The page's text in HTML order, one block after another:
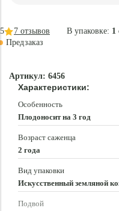
В упаковке: 1
5 7 отзывов
Предзаказ
Артикул: 6456
Характеристики:
Особенность
Плодоносит на 3 год
Возраст саженца
2 года
Вид упаковки
Искусственный земляной
Подвой